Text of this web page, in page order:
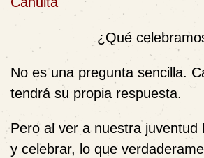
¿Qué
No es una pregunta sencilla.
tendrá su propia respuesta.
Pero al ver a nuestra juventud
y celebrar, lo que